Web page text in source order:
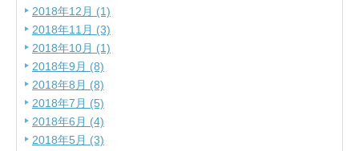
2018年12月 (1)
2018年11月 (3)
2018年10月 (1)
2018年9月 (8)
2018年8月 (8)
2018年7月 (5)
2018年6月 (4)
2018年5月 (3)